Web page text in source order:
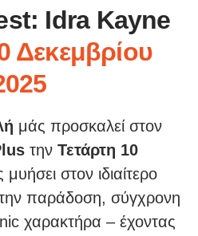
Idra Kayne
Δεκεμβρίου
μάς προσκαλεί στον
την Τετάρτη 10
στον ιδιαίτερο
παράδοση, σύγχρονη
χαρακτήρα – έχοντας